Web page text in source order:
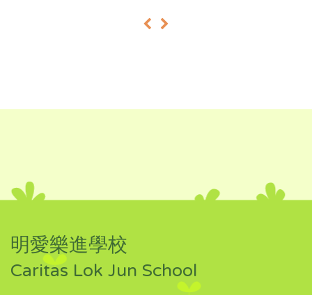
« »
明愛樂進學校
Caritas Lok Jun School